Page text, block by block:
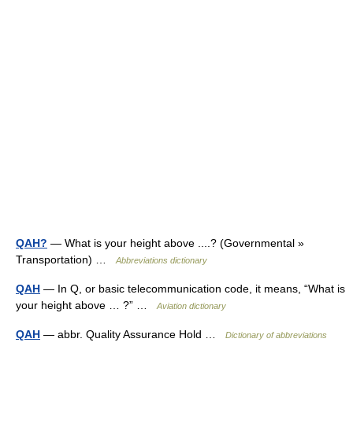
QAH? — What is your height above ....? (Governmental »
Transportation) …
Abbreviations dictionary
QAH — In Q, or basic telecommunication code, it means, “What is
your height above … ?” …
Aviation dictionary
QAH — abbr. Quality Assurance Hold … Dictionary of abbreviations